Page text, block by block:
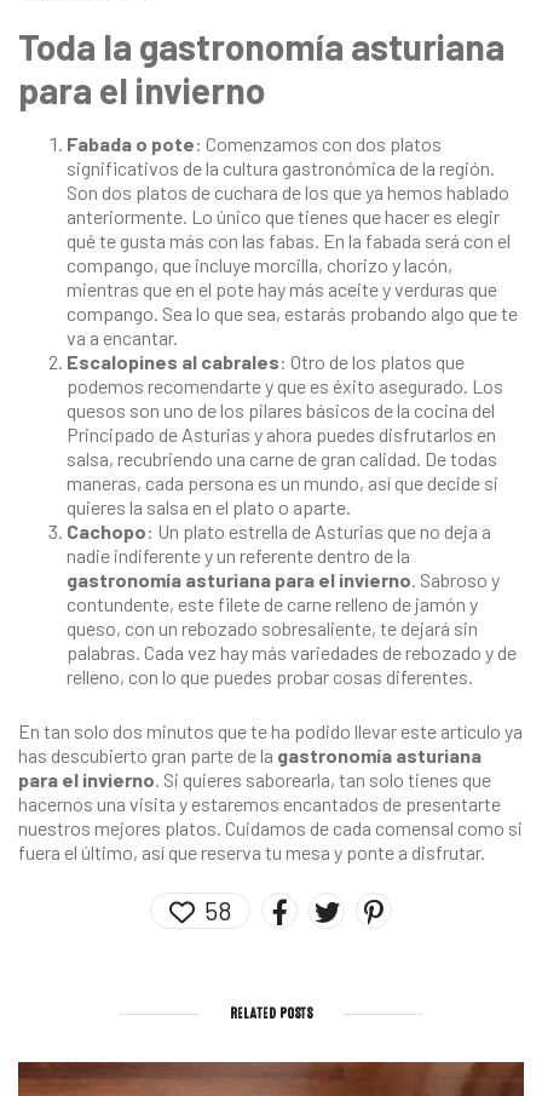
Toda la gastronomía asturiana
para el invierno
Fabada o pote: Comenzamos con dos platos
significativos de la cultura gastronómica de la región.
Son dos platos de cuchara de los que ya hemos hablado
anteriormente. Lo único que tienes que hacer es elegir
qué te gusta más con las fabas. En la fabada será con el
compango, que incluye morcilla, chorizo y lacón,
mientras que en el pote hay más aceite y verduras que
compango. Sea lo que sea, estarás probando algo que te
va a encantar.
Escalopines al cabrales: Otro de los platos que
podemos recomendarte y que es éxito asegurado. Los
quesos son uno de los pilares básicos de la cocina del
Principado de Asturias y ahora puedes disfrutarlos en
salsa, recubriendo una carne de gran calidad. De todas
maneras, cada persona es un mundo, así que decide si
quieres la salsa en el plato o aparte.
Cachopo: Un plato estrella de Asturias que no deja a
nadie indiferente y un referente dentro de la
gastronomía asturiana para el invierno . Sabroso y
contundente, este filete de carne relleno de jamón y
queso, con un rebozado sobresaliente, te dejará sin
palabras. Cada vez hay más variedades de rebozado y de
relleno, con lo que puedes probar cosas diferentes.
En tan solo dos minutos que te ha podido llevar este artículo ya
has descubierto gran parte de la gastronomía asturiana
para el invierno . Si quieres saborearla, tan solo tienes que
hacernos una visita y estaremos encantados de presentarte
nuestros mejores platos. Cuidamos de cada comensal como si
fuera el último, así que reserva tu mesa y ponte a disfrutar.
58
RELATED POSTS